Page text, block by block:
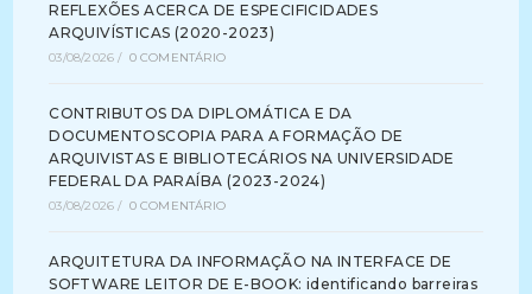
REFLEXÕES ACERCA DE ESPECIFICIDADES
ARQUIVÍSTICAS (2020-2023)
03/08/2026 / 0 COMENTÁRIO
CONTRIBUTOS DA DIPLOMÁTICA E DA
DOCUMENTOSCOPIA PARA A FORMAÇÃO DE
ARQUIVISTAS E BIBLIOTECÁRIOS NA UNIVERSIDADE
FEDERAL DA PARAÍBA (2023-2024)
03/08/2026 / 0 COMENTÁRIO
ARQUITETURA DA INFORMAÇÃO NA INTERFACE DE
SOFTWARE LEITOR DE E-BOOK: identificando barreiras